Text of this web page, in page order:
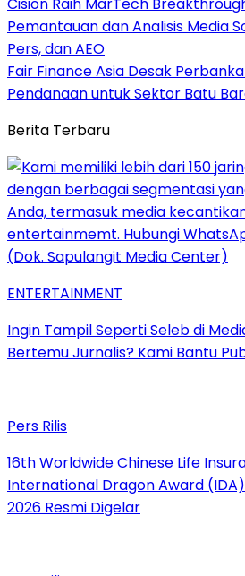
Cision Raih MarTech
Pemantauan dan Analisis Media
Pers, dan AEO
Fair Finance Asia Desak
Pendanaan untuk Sektor Batu
Berita Terbaru
ENTERTAINMENT
Ingin Tampil Seperti Seleb di
Bertemu Jurnalis? Kami Bantu
Pers Rilis
16th Worldwide Chinese Life
International Dragon Award
2026 Resmi Digelar